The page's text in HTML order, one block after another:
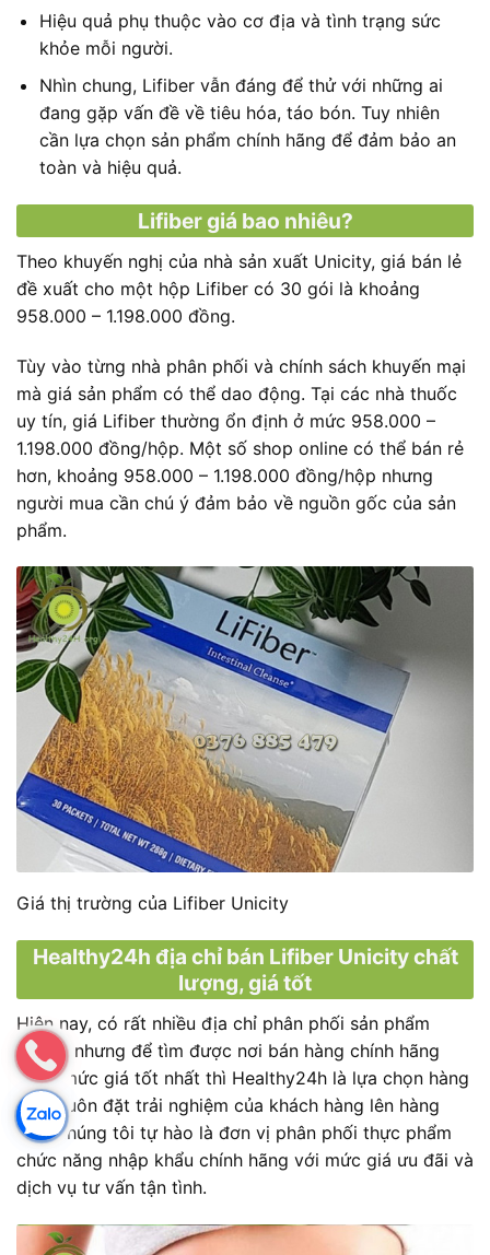
Hiệu quả phụ thuộc vào cơ địa và tình trạng sức
khỏe mỗi người.
Nhìn chung, Lifiber vẫn đáng để thử với những ai
đang gặp vấn đề về tiêu hóa, táo bón. Tuy nhiên
cần lựa chọn sản phẩm chính hãng để đảm bảo an
toàn và hiệu quả.
Lifiber giá bao nhiêu?
Theo khuyến nghị của nhà sản xuất Unicity, giá bán lẻ
đề xuất cho một hộp Lifiber có 30 gói là khoảng
958.000 – 1.198.000 đồng.
Tùy vào từng nhà phân phối và chính sách khuyến mại
mà giá sản phẩm có thể dao động. Tại các nhà thuốc
uy tín, giá Lifiber thường ổn định ở mức 958.000 –
1.198.000 đồng/hộp. Một số shop online có thể bán rẻ
hơn, khoảng 958.000 – 1.198.000 đồng/hộp nhưng
người mua cần chú ý đảm bảo về nguồn gốc của sản
phẩm.
Giá thị trường của Lifiber Unicity
Healthy24h địa chỉ bán Lifiber Unicity chất
lượng, giá tốt
Hiện nay, có rất nhiều địa chỉ phân phối sản phẩm
Lifiber nhưng để tìm được nơi bán hàng chính hãng
cùng mức giá tốt nhất thì Healthy24h là lựa chọn hàng
đầu. Luôn đặt trải nghiệm của khách hàng lên hàng
đầu, chúng tôi tự hào là đơn vị phân phối thực phẩm
chức năng nhập khẩu chính hãng với mức giá ưu đãi và
dịch vụ tư vấn tận tình.